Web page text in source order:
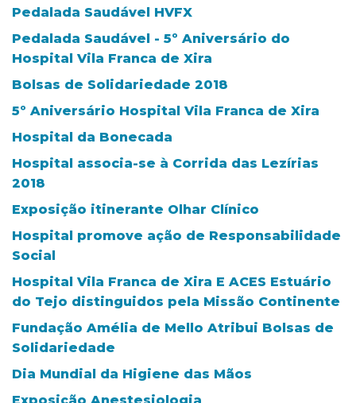
Pedalada Saudável HVFX
Pedalada Saudável - 5º Aniversário do
Hospital Vila Franca de Xira
Bolsas de Solidariedade 2018
5º Aniversário Hospital Vila Franca de Xira
Hospital da Bonecada
Hospital associa-se à Corrida das Lezírias
2018
Exposição itinerante Olhar Clínico
Hospital promove ação de Responsabilidade
Social
Hospital Vila Franca de Xira E ACES Estuário
do Tejo distinguidos pela Missão Continente
Fundação Amélia de Mello Atribui Bolsas de
Solidariedade
Dia Mundial da Higiene das Mãos